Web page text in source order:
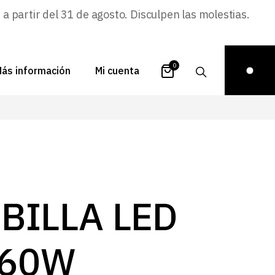
partir del 31 de agosto. Disculpen las molestias.
información
FAQs
de inspiración
Mi cuenta
contraseña
0
LED